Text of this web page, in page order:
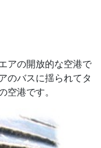
アの開放的な空港で
のバスに揺られてタ
空港です。